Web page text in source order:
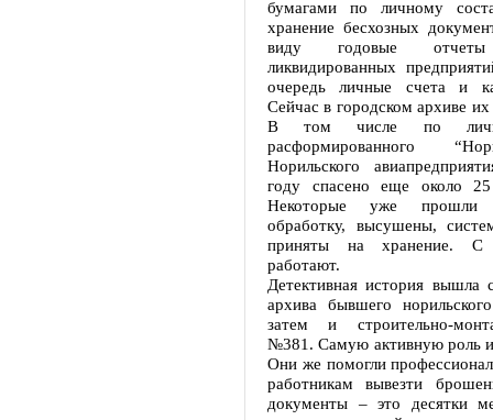
бумагами по личному
хранение бесхозных
виду годовые
ликвидированных
очередь личные счета и
Сейчас в городском архиве
В том числе по
расформированного
Норильского
году спасено еще около
Некоторые уже прошли
обработку, высушены,
приняты на хранение.
работают.
Детективная история вышла
архива бывшего
затем и строительно-
№381. Самую активную роль
Они же помогли
работникам вывезти
документы – это десятки